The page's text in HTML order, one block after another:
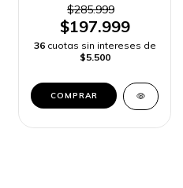
$285.999
$197.999
36 cuotas sin intereses de
$5.500
COMPRAR